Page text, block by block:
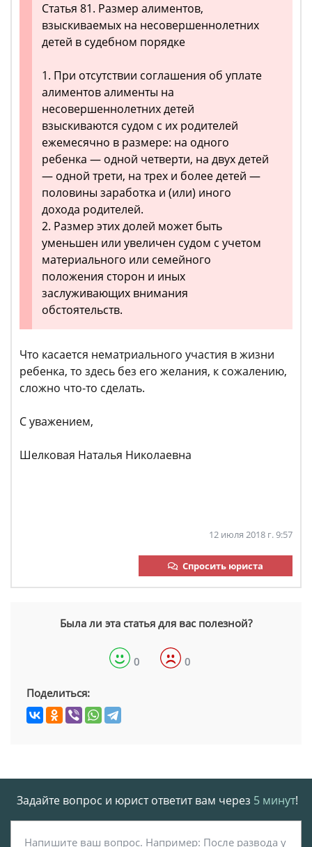
Статья 81. Размер алиментов,
взыскиваемых на несовершеннолетних
детей в судебном порядке
1. При отсутствии соглашения об уплате
алиментов алименты на
несовершеннолетних детей
взыскиваются судом с их родителей
ежемесячно в размере: на одного
ребенка — одной четверти, на двух детей
— одной трети, на трех и более детей —
половины заработка и (или) иного
дохода родителей.
2. Размер этих долей может быть
уменьшен или увеличен судом с учетом
материального или семейного
положения сторон и иных
заслуживающих внимания
обстоятельств.
Что касается нематриального участия в жизни
ребенка, то здесь без его желания, к сожалению,
сложно что-то сделать.
С уважением,
Шелковая Наталья Николаевна
12 июля 2018 г. 9:57
Спросить юриста
Была ли эта статья для вас полезной?
0 0
Поделиться:
Задайте вопрос и юрист ответит вам через 5 минут!